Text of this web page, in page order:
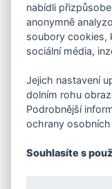
nabídli
anonymně
soubory cookies,
sociální média,
Jejich nastavení
dolním rohu
Podrobnější
ochrany
Souhlasíte s